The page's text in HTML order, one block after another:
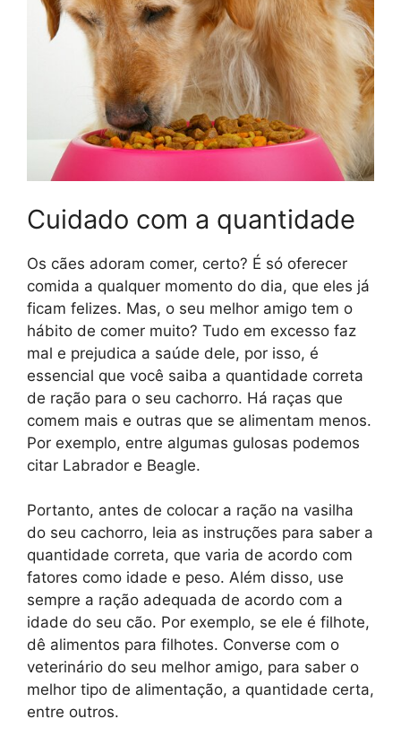
Cuidado com a quantidade
Os cães adoram comer, certo? É só oferecer
comida a qualquer momento do dia, que eles já
ficam felizes. Mas, o seu melhor amigo tem o
hábito de comer muito? Tudo em excesso faz
mal e prejudica a saúde dele, por isso, é
essencial que você saiba a quantidade correta
de ração para o seu cachorro. Há raças que
comem mais e outras que se alimentam menos.
Por exemplo, entre algumas gulosas podemos
citar Labrador e Beagle.
Portanto, antes de colocar a ração na vasilha
do seu cachorro, leia as instruções para saber a
quantidade correta, que varia de acordo com
fatores como idade e peso. Além disso, use
sempre a ração adequada de acordo com a
idade do seu cão. Por exemplo, se ele é filhote,
dê alimentos para filhotes. Converse com o
veterinário do seu melhor amigo, para saber o
melhor tipo de alimentação, a quantidade certa,
entre outros.